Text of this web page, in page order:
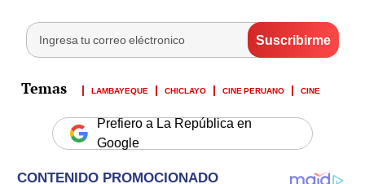
LAMBAYEQUE CHICLAYO CINE PERUANO CINE
Prefiero a La República en
Google